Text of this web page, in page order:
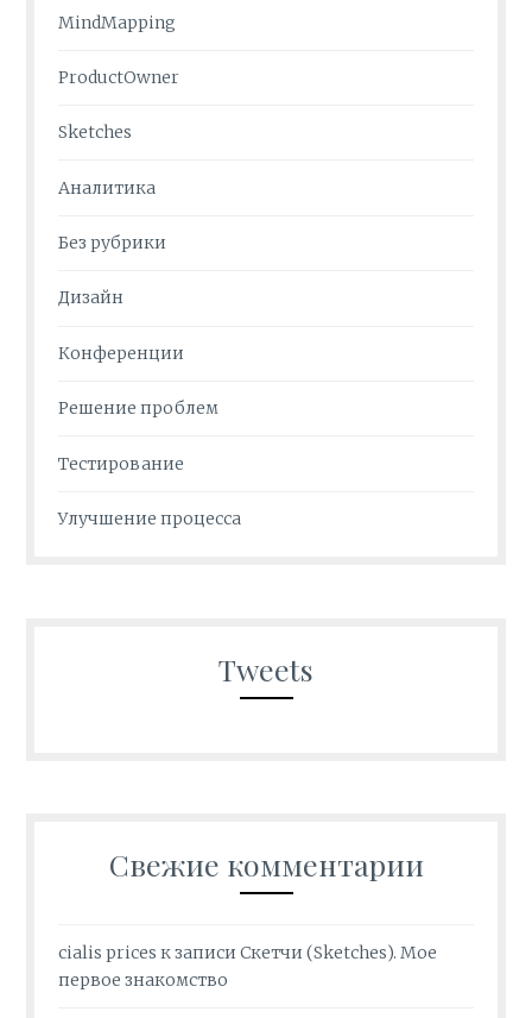
MindMapping
ProductOwner
Sketches
Аналитика
Без рубрики
Дизайн
Конференции
Решение проблем
Тестирование
Улучшение процесса
Tweets
Свежие комментарии
cialis prices к записиСкетчи (Sketches). Мое
первое знакомство